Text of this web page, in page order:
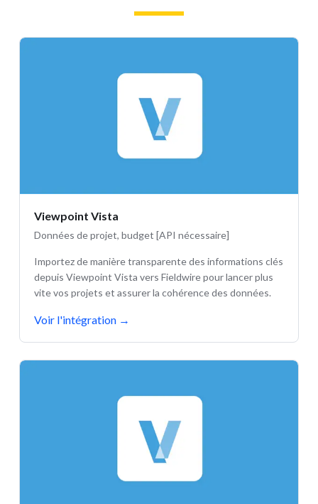
Viewpoint Vista
Données de projet, budget [API nécessaire]
Importez de manière transparente des informations clés
depuis Viewpoint Vista vers Fieldwire pour lancer plus
vite vos projets et assurer la cohérence des données.
Voir l'intégration →